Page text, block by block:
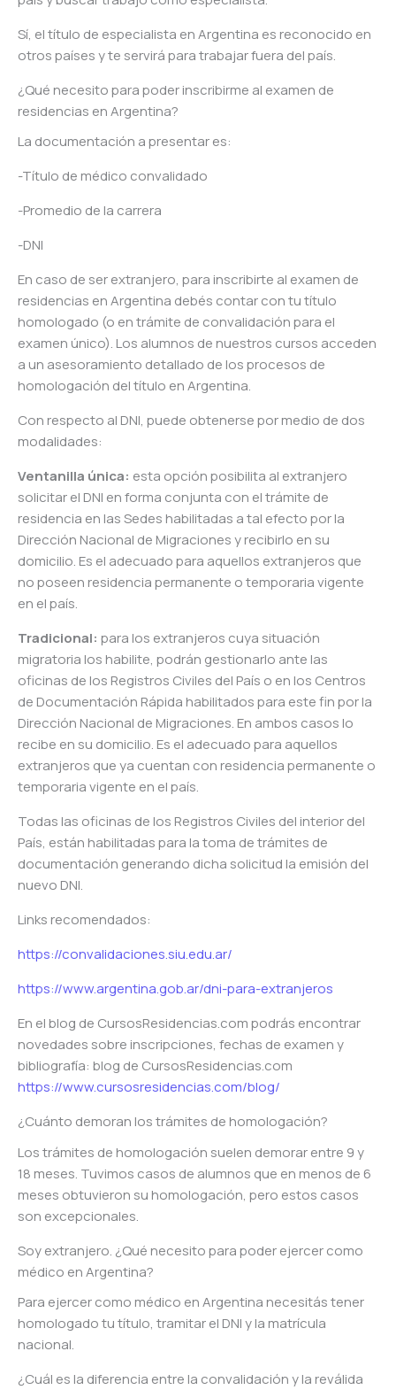
Sí, el título de especialista en Argentina es reconocido en
otros países y te servirá para trabajar fuera del país.
¿Qué necesito para poder inscribirme al examen de
residencias en Argentina?
La documentación a presentar es:
-Título de médico convalidado
-Promedio de la carrera
-DNI
En caso de ser extranjero, para inscribirte al examen de
residencias en Argentina debés contar con tu título
homologado (o en trámite de convalidación para el
examen único). Los alumnos de nuestros cursos acceden
a un asesoramiento detallado de los procesos de
homologación del título en Argentina.
Con respecto al DNI, puede obtenerse por medio de dos
modalidades:
Ventanilla única: esta opción posibilita al extranjero
solicitar el DNI en forma conjunta con el trámite de
residencia en las Sedes habilitadas a tal efecto por la
Dirección Nacional de Migraciones y recibirlo en su
domicilio. Es el adecuado para aquellos extranjeros que
no poseen residencia permanente o temporaria vigente
en el país.
Tradicional: para los extranjeros cuya situación
migratoria los habilite, podrán gestionarlo ante las
oficinas de los Registros Civiles del País o en los Centros
de Documentación Rápida habilitados para este fin por la
Dirección Nacional de Migraciones. En ambos casos lo
recibe en su domicilio. Es el adecuado para aquellos
extranjeros que ya cuentan con residencia permanente o
temporaria vigente en el país.
Todas las oficinas de los Registros Civiles del interior del
País, están habilitadas para la toma de trámites de
documentación generando dicha solicitud la emisión del
nuevo DNI.
Links recomendados:
https://convalidaciones.siu.edu.ar/
https://www.argentina.gob.ar/dni-para-extranjeros
En el blog de CursosResidencias.com podrás encontrar
novedades sobre inscripciones, fechas de examen y
bibliografía: blog de CursosResidencias.com
https://www.cursosresidencias.com/blog/
¿Cuánto demoran los trámites de homologación?
Los trámites de homologación suelen demorar entre 9 y
18 meses. Tuvimos casos de alumnos que en menos de 6
meses obtuvieron su homologación, pero estos casos
son excepcionales.
Soy extranjero. ¿Qué necesito para poder ejercer como
médico en Argentina?
Para ejercer como médico en Argentina necesitás tener
homologado tu título, tramitar el DNI y la matrícula
nacional.
¿Cuál es la diferencia entre la convalidación y la reválida